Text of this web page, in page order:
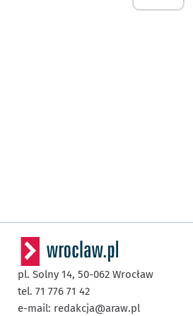
pl. Solny 14, 50-062 Wrocław
tel. 71 776 71 42
e-mail: redakcja@araw.pl